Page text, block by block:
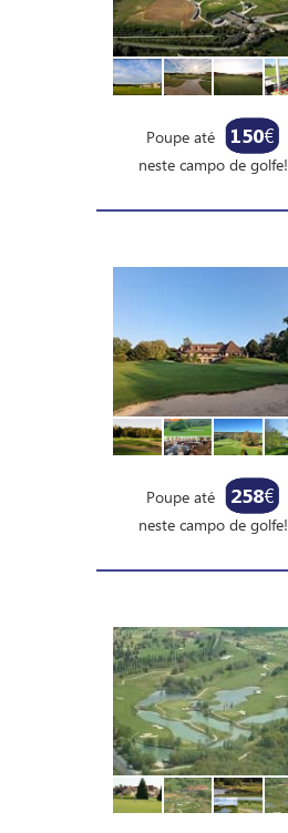
Poupe até 150€
neste campo de golfe!
Poupe até 258€
neste campo de golfe!